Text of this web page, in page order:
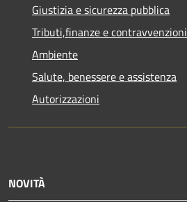
Giustizia e sicurezza pubblica
Tributi,finanze e contravvenzioni
Ambiente
Salute, benessere e assistenza
Autorizzazioni
NOVITÀ